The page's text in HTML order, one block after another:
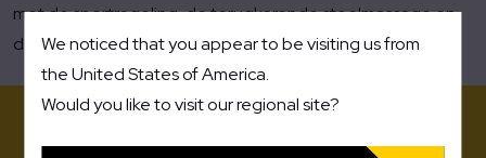
met de sportregeling, de terugkerende stoelmassage en
de gezonde voeding in het bedrijfsrestaurant.
We noticed that you appear to be visiting us from
the United States of America.
Would you like to visit our regional site?